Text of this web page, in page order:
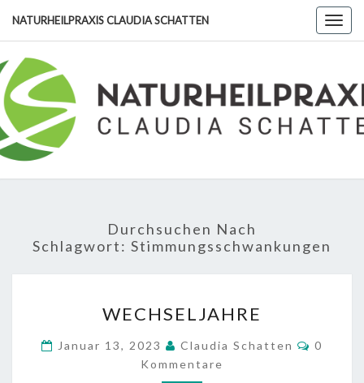
content
NATURHEILPRAXIS CLAUDIA SCHATTEN
Durchsuchen Nach
Schlagwort: Stimmungsschwankungen
WECHSELJAHRE
Januar 13, 2023 Claudia Schatten
0
Kommentare